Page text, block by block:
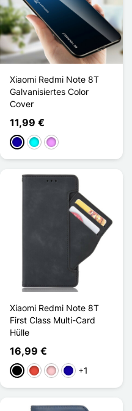
Xiaomi Redmi Note 8T
Galvanisiertes Color
Cover
11,99 €
Dunkelblau
CyanHellviolett
Xiaomi Redmi Note 8T
First Class Multi-Card
Hülle
16,99 €
Schwarz
Rot PinkDunkelblau
+1